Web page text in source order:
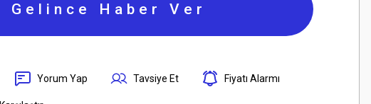
Gelince Haber Ver
Yorum Yap Tavsiye Et Fiyatı Alarmı